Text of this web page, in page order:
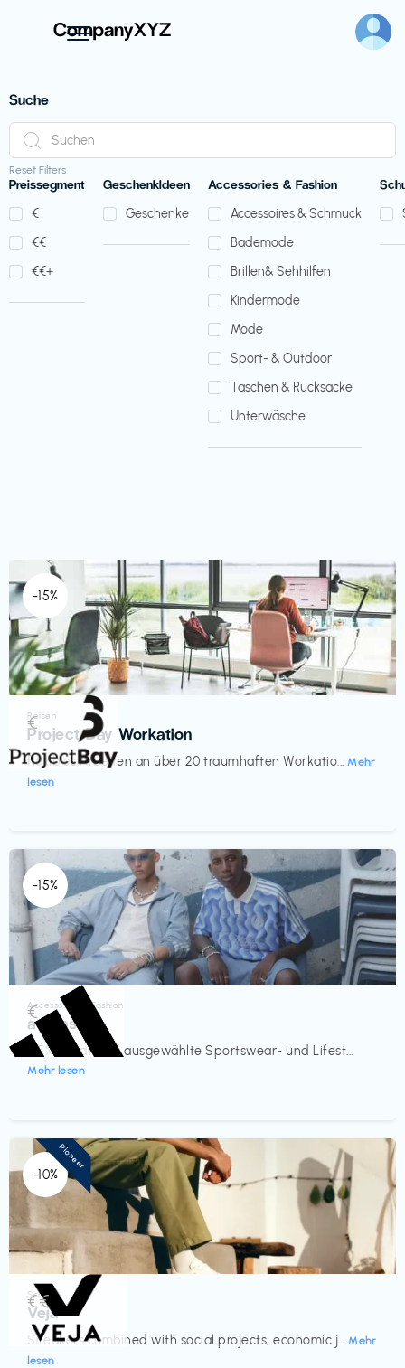
Suche
Reset Filters
Preissegment
€‎
€‎€‎
€‎€‎+
GeschenkIdeen
Geschenke
Accessories & Fashion
Accessoires & Schmuck
Bademode
Brillen& Sehhilfen
Kindermode
Mode
Sport- & Outdoor
Taschen & Rucksäcke
Unterwäsche
-15%
Reisen
Project Bay Workation
flexibles Arbeiten an über 20 traumhaften Workatio... Mehr
lesen
€‎
-15%
Accessoires & Fashion
adidas
-15% Rabatt auf ausgewählte Sportswear- und Lifest...
Mehr lesen
€‎
-10%
Schuhe
Veja
Sneakers combined with social projects, economic j... Mehr
lesen
€€‎
Pioneer